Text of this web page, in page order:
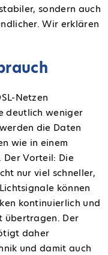
sondern auch
Wir erklären
Netzen
deutlich weniger
die Daten
wie in einem
. Der Vorteil: Die
nur viel schneller,
können
kontinuierlich und
übertragen. Der
daher
und damit auch